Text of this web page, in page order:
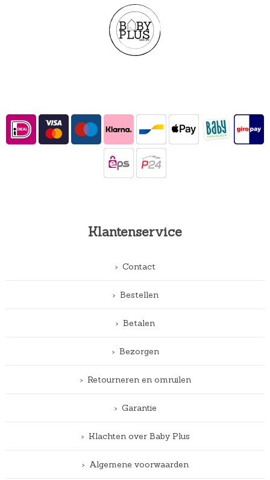
Klantenservice
Contact
Bestellen
Betalen
Bezorgen
Retourneren en omruilen
Garantie
Klachten over Baby Plus
Algemene voorwaarden